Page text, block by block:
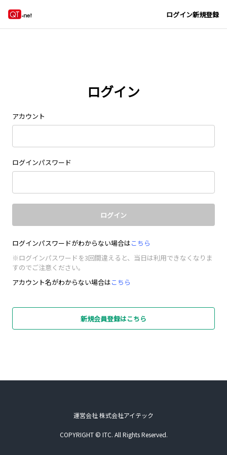
ログイン新規登録
ログイン
アカウント
ログインパスワード
ログイン
ログインパスワードがわからない場合はこちら
※ログインパスワードを3回間違えると、当日は利用できなくなりま
すのでご注意ください。
アカウント名がわからない場合はこちら
新規会員登録はこちら
運営会社 株式会社アイテック
COPYRIGHT © ITC. All Rights Reserved.